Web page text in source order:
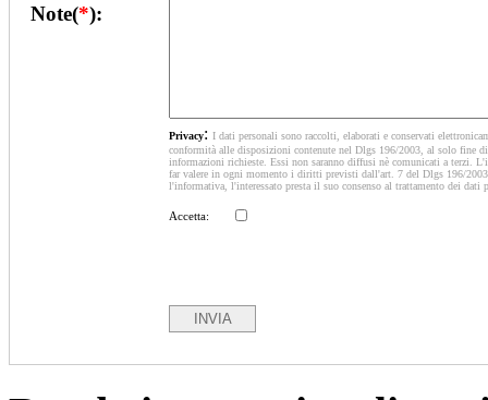
Note(*):
Privacy: I dati personali sono raccolti, elaborati e conservati
conformità alle disposizioni contenute nel Dlgs 196/2003, al solo fine
informazioni richieste. Essi non saranno diffusi nè comunicati a terzi.
far valere in ogni momento i diritti previsti dall'art. 7 del Dlgs 196/
l'informativa, l'interessato presta il suo consenso al trattamento dei dati
Accetta: